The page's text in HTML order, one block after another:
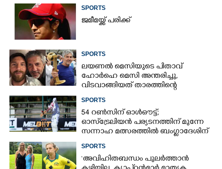
SPORTS
ജമീമയ്ക്ക് പരിക്ക്
SPORTS
ലയണൽ മെസിയുടെ പിതാവ്
ഹോർഹെ മെസി അന്തരിച്ചു,​
വിടവാങ്ങിയത് താരത്തിന്റെ
ശക്തികേന്ദ്രം
SPORTS
54 റൺസിന് ഓൾഔട്ട്;
ഓസ്‌ട്രേലിയൻ പര്യടനത്തിന് മുന്നേ
സന്നാഹ മത്സരത്തിൽ ബംഗ്ലാദേശിന്
ഒരേയൊരു താരം
SPORTS
‘അവിഹിതബന്ധം പുലർത്താൻ